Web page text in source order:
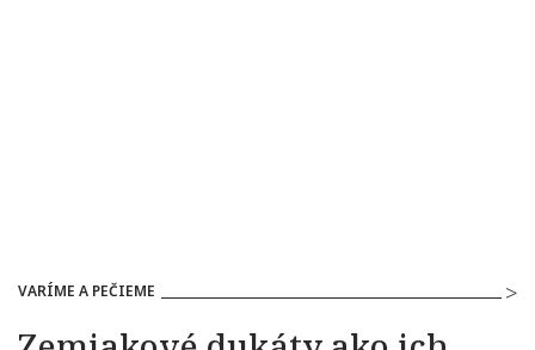
VARÍME A PEČIEME